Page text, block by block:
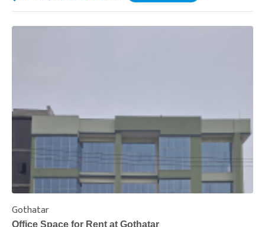
Gothatar
Office Space for Rent at Gothatar